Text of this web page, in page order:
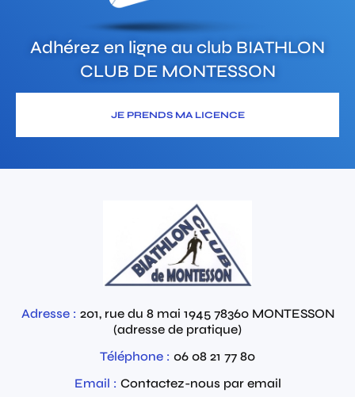
Adhérez en ligne au club BIATHLON
CLUB DE MONTESSON
JE PRENDS MA LICENCE
Adresse : 201, rue du 8 mai 1945 78360 MONTESSON
(adresse de pratique)
Téléphone : 06 08 21 77 80
Email : Contactez-nous par email